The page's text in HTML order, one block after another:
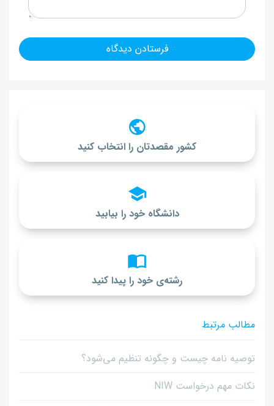
کشور مقصدتان را انتخاب کنید
دانشگاه خود را بیابید
رشته‌ی خود را پیدا کنید
مطالب مرتبط
توصیه نامه چیست و چگونه تنظیم می‌شود؟
نکات مهم درخواست NIW